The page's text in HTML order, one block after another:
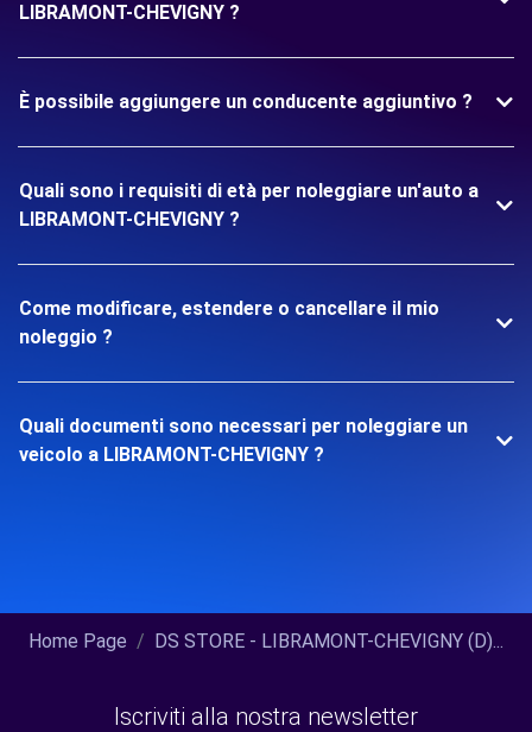
LIBRAMONT-CHEVIGNY ?
È possibile aggiungere un conducente aggiuntivo ?
Quali sono i requisiti di età per noleggiare un'auto a
LIBRAMONT-CHEVIGNY ?
Come modificare, estendere o cancellare il mio
noleggio ?
Quali documenti sono necessari per noleggiare un
veicolo a LIBRAMONT-CHEVIGNY ?
Home Page DS STORE - LIBRAMONT-CHEVIGNY (D)...
Iscriviti alla nostra newsletter